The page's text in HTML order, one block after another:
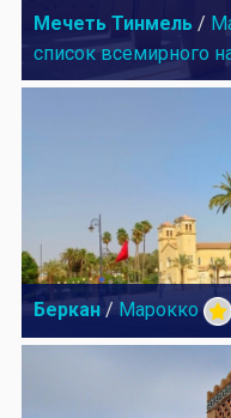
Мечеть Тинмель /
список всемирного
Беркан / Марокко